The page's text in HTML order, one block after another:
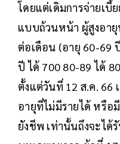
โดยแต่เดิมการจ่ายเบี้
แบบถ้วนหน้า ผู้สูงอา
ต่อเดือน (อายุ 60-69
ปี ได้ 700 80-89 ได้
ตั้งแต่วันที่ 12 ส.ค. 66
อายุที่ไม่มีรายได้ หรือ
ยังชีพ เท่านั้นถึงจะได้